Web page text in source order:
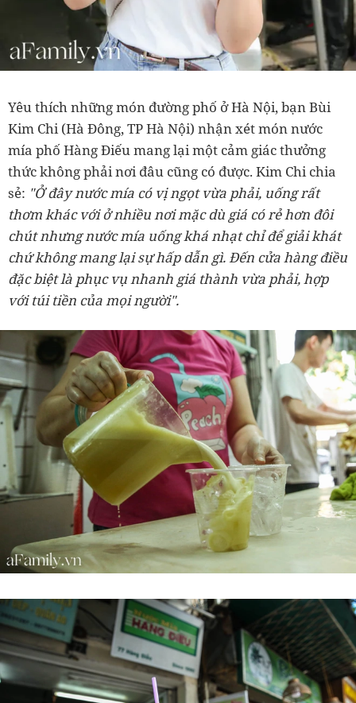
Yêu thích những món đường phố ở Hà Nội, bạn Bùi
Kim Chi (Hà Đông, TP Hà Nội) nhận xét món nước
mía phố Hàng Điếu mang lại một cảm giác thưởng
thức không phải nơi đâu cũng có được. Kim Chi chia
sẻ: "Ở đây nước mía có vị ngọt vừa phải, uống rất
thơm khác với ở nhiều nơi mặc dù giá có rẻ hơn đôi
chút nhưng nước mía uống khá nhạt chỉ để giải khát
chứ không mang lại sự hấp dẫn gì. Đến cửa hàng điều
đặc biệt là phục vụ nhanh giá thành vừa phải, hợp
với túi tiền của mọi người".